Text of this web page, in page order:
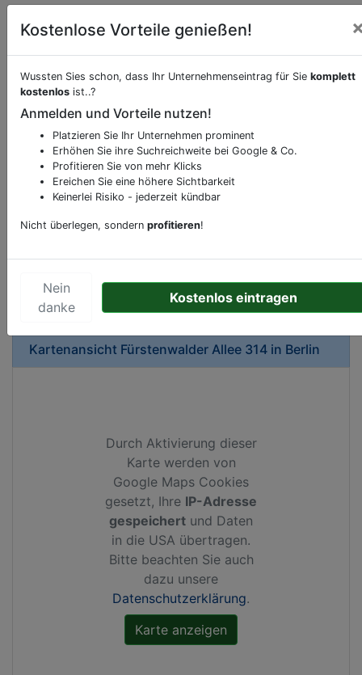
Beschreibung & Services von
Sie möchten eine Beschreibung, Dienstleistung
oder andere relevante Informationen hinzufügen?
Klicken Sie bitte hierum uns zu kontaktieren.
Sonderangebote odere besondere Services, die
Kartenansicht Fürstenwalder Allee 314 in Berlin
Durch Aktivierung dieser
Karte werden von
Google Maps Cookies
gesetzt, Ihre IP-Adresse
gespeichert und Daten
in die USA übertragen.
Bitte beachten Sie auch
dazu unsere
Datenschutzerklärung.
Kostenlose Vorteile genießen!
Wussten Sies schon, dass Ihr Unternehmenseintrag für Sie komplett
kostenlos ist..?
Anmelden und Vorteile nutzen!
Platzieren Sie Ihr Unternehmen prominent
Erhöhen Sie ihre Suchreichweite bei Google & Co.
Profitieren Sie von mehr Klicks
Ereichen Sie eine höhere Sichtbarkeit
Keinerlei Risiko - jederzeit kündbar
Nicht überlegen, sondern profitieren!
Nein
danke
Kostenlos eintragen